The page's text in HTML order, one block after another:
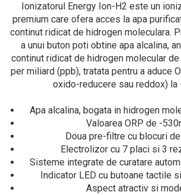
Ionizatorul Energy Ion-H2 este un
premium care ofera acces la apa
continut ridicat de hidrogen moleculara.
a unui buton poti obtine apa alcalina,
continut ridicat de hidrogen molecular
per miliard (ppb), tratata pentru a aduce
oxido-reducere sau reddox) la
Apa alcalina, bogata in hidrogen
Valoarea ORP de -
Doua pre-filtre cu blocuri
Electrolizor cu 7 placi si 3
Sisteme integrate de curatare
Indicator LED cu butoane tactile
Aspect atractiv si